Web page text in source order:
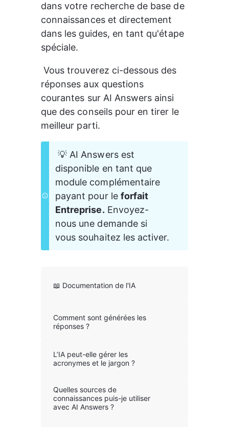
dans votre recherche de base de
connaissances et directement
dans les guides, en tant qu'étape
spéciale.
Vous trouverez ci-dessous des
réponses aux questions
courantes sur AI Answers ainsi
que des conseils pour en tirer le
meilleur parti.
💡 AI Answers est
disponible en tant que
module complémentaire
payant pour le forfait
Entreprise. Envoyez-
nous une demande si
vous souhaitez les activer.
📖 Documentation de l'IA
Comment sont générées les
réponses ?
L’IA peut-elle gérer les
acronymes et le jargon ?
Quelles sources de
connaissances puis-je utiliser
avec AI Answers ?